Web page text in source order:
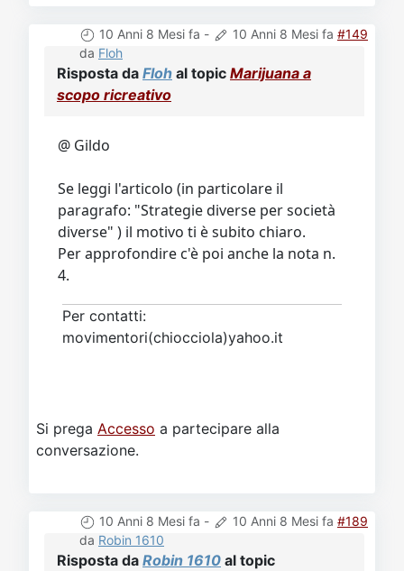
10 Anni 8 Mesi fa - 10 Anni 8 Mesi fa #149
da Floh
Risposta da Floh al topic Marijuana a
scopo ricreativo
@ Gildo
Se leggi l'articolo (in particolare il
paragrafo: "Strategie diverse per società
diverse" ) il motivo ti è subito chiaro.
Per approfondire c'è poi anche la nota n.
4.
Per contatti:
movimentori(chiocciola)yahoo.it
Si prega Accesso a partecipare alla
conversazione.
10 Anni 8 Mesi fa - 10 Anni 8 Mesi fa #189
da Robin 1610
Risposta da Robin 1610 al topic